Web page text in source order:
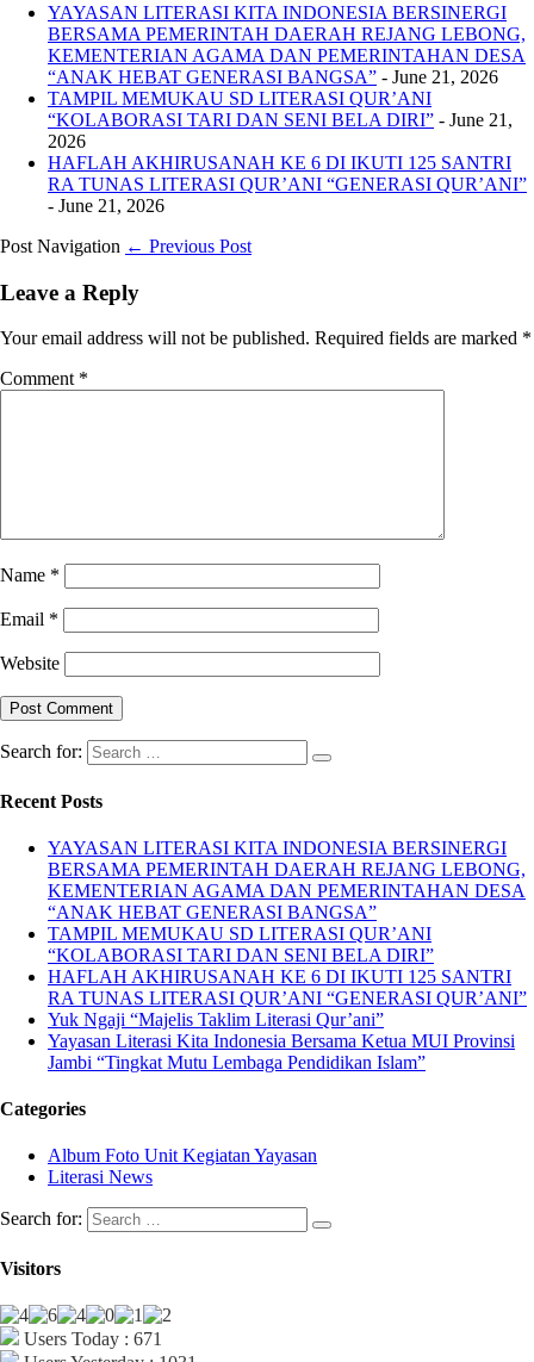
YAYASAN LITERASI KITA INDONESIA BERSINERGI
BERSAMA PEMERINTAH DAERAH REJANG LEBONG,
KEMENTERIAN AGAMA DAN PEMERINTAHAN DESA
“ANAK HEBAT GENERASI BANGSA” - June 21, 2026
TAMPIL MEMUKAU SD LITERASI QUR’ANI
“KOLABORASI TARI DAN SENI BELA DIRI” - June 21,
2026
HAFLAH AKHIRUSANAH KE 6 DI IKUTI 125 SANTRI
RA TUNAS LITERASI QUR’ANI “GENERASI QUR’ANI”
- June 21, 2026
Post Navigation ← Previous Post
Leave a Reply
Your email address will not be published. Required fields are marked *
Comment *
Name *
Email *
Website
Search for:
Recent Posts
YAYASAN LITERASI KITA INDONESIA BERSINERGI
BERSAMA PEMERINTAH DAERAH REJANG LEBONG,
KEMENTERIAN AGAMA DAN PEMERINTAHAN DESA
“ANAK HEBAT GENERASI BANGSA”
TAMPIL MEMUKAU SD LITERASI QUR’ANI
“KOLABORASI TARI DAN SENI BELA DIRI”
HAFLAH AKHIRUSANAH KE 6 DI IKUTI 125 SANTRI
RA TUNAS LITERASI QUR’ANI “GENERASI QUR’ANI”
Yuk Ngaji “Majelis Taklim Literasi Qur’ani”
Yayasan Literasi Kita Indonesia Bersama Ketua MUI Provinsi
Jambi “Tingkat Mutu Lembaga Pendidikan Islam”
Categories
Album Foto Unit Kegiatan Yayasan
Literasi News
Search for:
Visitors
Users Today : 671